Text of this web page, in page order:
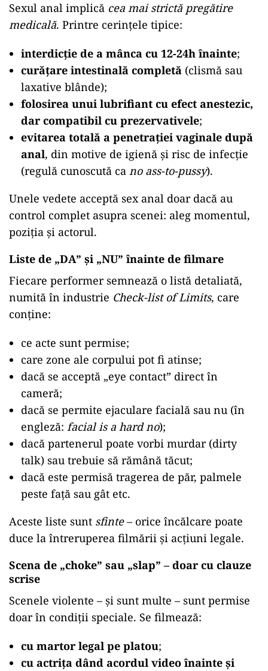
Sexul anal implică cea mai strictă pregătire
medicală. Printre cerințele tipice:
interdicție de a mânca cu 12-24h înainte;
curățare intestinală completă (clismă sau
laxative blânde);
folosirea unui lubrifiant cu efect anestezic,
dar compatibil cu prezervativele;
evitarea totală a penetrației vaginale după
anal, din motive de igienă și risc de infecție
(regulă cunoscută ca no ass-to-pussy).
Unele vedete acceptă sex anal doar dacă au
control complet asupra scenei: aleg momentul,
poziția și actorul.
Liste de „DA” și „NU” înainte de filmare
Fiecare performer semnează o listă detaliată,
numită în industrie Check-list of Limits, care
conține:
ce acte sunt permise;
care zone ale corpului pot fi atinse;
dacă se acceptă „eye contact” direct în
cameră;
dacă se permite ejaculare facială sau nu (în
engleză: facial is a hard no);
dacă partenerul poate vorbi murdar (dirty
talk) sau trebuie să rămână tăcut;
dacă este permisă tragerea de păr, palmele
peste față sau gât etc.
Aceste liste sunt sfinte– orice încălcare poate
duce la întreruperea filmării și acțiuni legale.
Scena de „choke” sau „slap” – doar cu clauze
scrise
Scenele violente – și sunt multe – sunt permise
doar în condiții speciale. Se filmează:
cu martor legal pe platou;
cu actrița dând acordul video înainte și